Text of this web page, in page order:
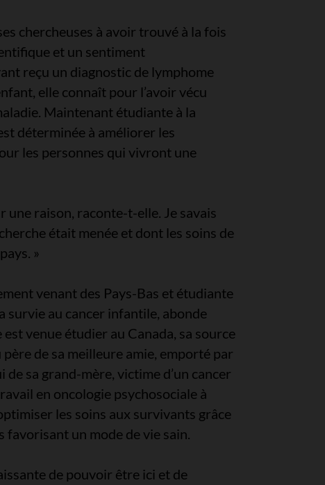
chercheuses à avoir trouvé à la fois
et un sentiment
reçu un diagnostic de lymphome
elle connaît pour l’avoir vécu
Maintenant étudiante à la
déterminée à améliorer les
les personnes qui vivront une
une raison, raconte-t-elle. Je savais
était menée et dont les soins de
»
venant des Pays-Bas et étudiante
survie au cancer infantile, abonde
est venue étudier au Canada, sa source
de sa meilleure amie, emporté par
sa grand-mère, victime d’un cancer
en oncologie psychosociale à
les soins aux survivants grâce
favorisant un mode de vie sain.
de pouvoir être ici et de